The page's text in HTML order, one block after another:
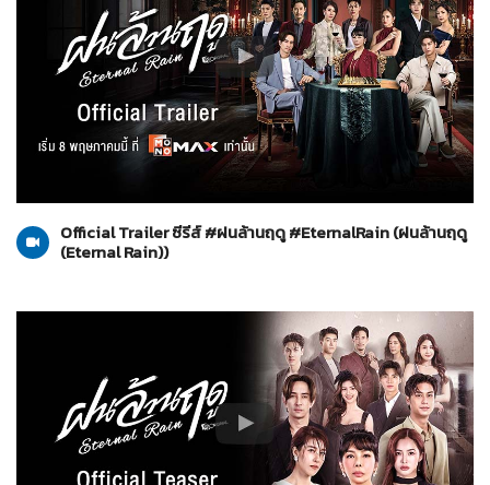
Official Trailer ซีรีส์ #ฝนล้านฤดู #EternalRain (ฝนล้านฤดู
(Eternal Rain))